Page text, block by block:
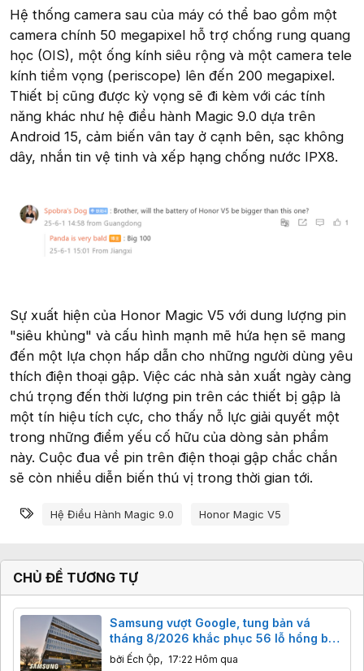
Hệ thống camera sau của máy có thể bao gồm một
camera chính 50 megapixel hỗ trợ chống rung quang
học (OIS), một ống kính siêu rộng và một camera tele
kính tiềm vọng (periscope) lên đến 200 megapixel.
Thiết bị cũng được kỳ vọng sẽ đi kèm với các tính
năng khác như hệ điều hành Magic 9.0 dựa trên
Android 15, cảm biến vân tay ở cạnh bên, sạc không
dây, nhắn tin vệ tinh và xếp hạng chống nước IPX8.
Sự xuất hiện của Honor Magic V5 với dung lượng pin
"siêu khủng" và cấu hình mạnh mẽ hứa hẹn sẽ mang
đến một lựa chọn hấp dẫn cho những người dùng yêu
thích điện thoại gập. Việc các nhà sản xuất ngày càng
chú trọng đến thời lượng pin trên các thiết bị gập là
một tín hiệu tích cực, cho thấy nỗ lực giải quyết một
trong những điểm yếu cố hữu của dòng sản phẩm
này. Cuộc đua về pin trên điện thoại gập chắc chắn
sẽ còn nhiều diễn biến thú vị trong thời gian tới.
Từ khóa
Hệ Điều Hành Magic 9.0 Honor Magic V5
CHỦ ĐỀ TƯƠNG TỰ
Samsung vượt Google, tung bản vá
tháng 8/2026 khắc phục 56 lỗ hổng bảo
mật trên Galaxy.
bởi Ếch Ộp, 17:22 Hôm qua